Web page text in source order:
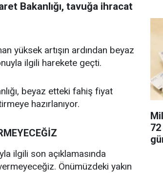
Bakanlığı, tavuğa ihracat
yüksek artışın ardından beyaz
ilgili harekete geçti.
beyaz etteki fahiş fiyat
hazırlanıyor.
ilgili son açıklamasında
Önümüzdeki yakın